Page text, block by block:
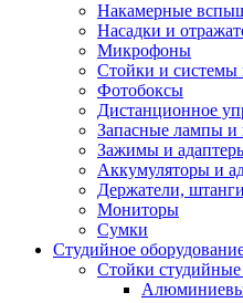
Накамерные
Насадки и
Микрофоны
Стойки и системы
Фотобоксы
Дистанционное
Запасные лампы и
Зажимы и
Аккумуляторы и
Держатели,
Мониторы
Сумки
Студийное
Стойки студийные